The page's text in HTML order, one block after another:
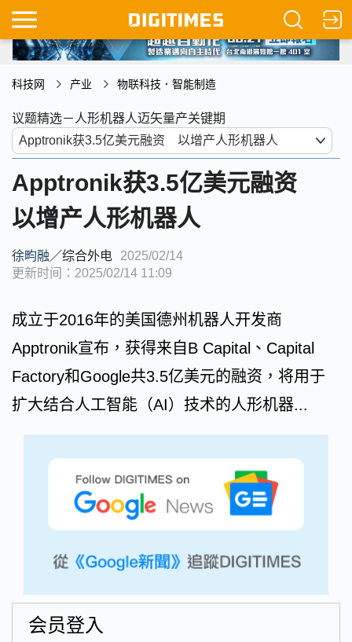
科技网 产业 物联科技．智能制造
议题精选－人形机器人迈矢量产关键期
Apptronik获3.5亿美元融资
以增产人形机器人
徐畇融／综合外电
2025/02/14
更新时间：2025/02/14 11:09
成立于2016年的美国德州机器人开发商
Apptronik宣布，获得来自B Capital、Capital
Factory和Google共3.5亿美元的融资，将用于
扩大结合人工智能（AI）技术的人形机器...
会员登入